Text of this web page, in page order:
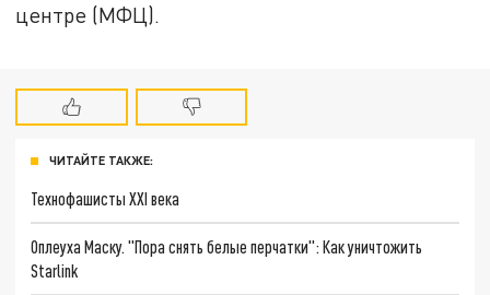
центре (МФЦ).
ЧИТАЙТЕ ТАКЖЕ:
Технофашисты XXI века
Оплеуха Маску. "Пора снять белые перчатки": Как уничтожить
Starlink